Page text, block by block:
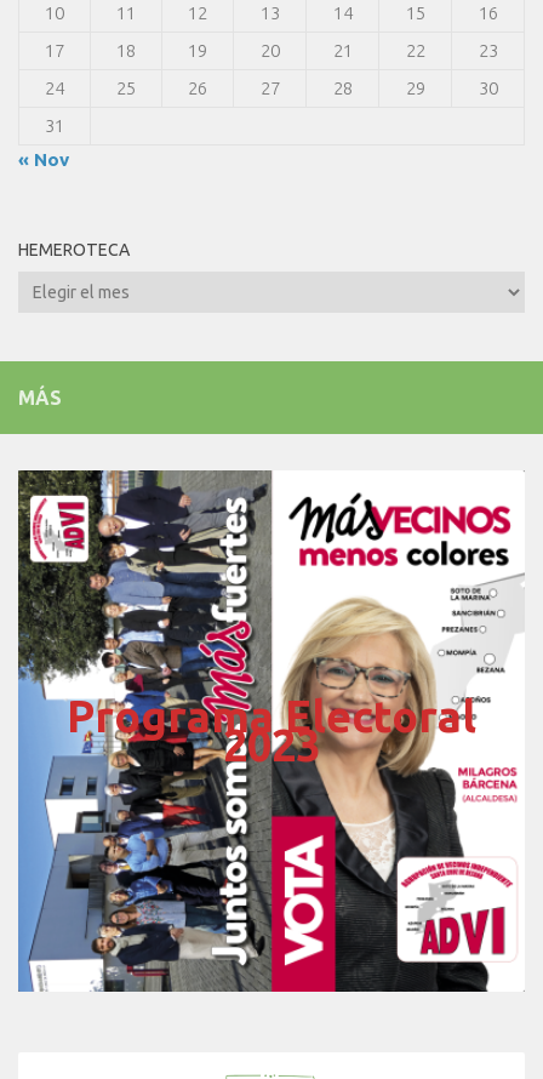
10
11 12 13 14 15
16
17
18 19 20 21 22
23
24
25 26 27 28 29
30
31
« Nov
HEMEROTECA
Hemeroteca
MÁS
Programa Electoral
2023